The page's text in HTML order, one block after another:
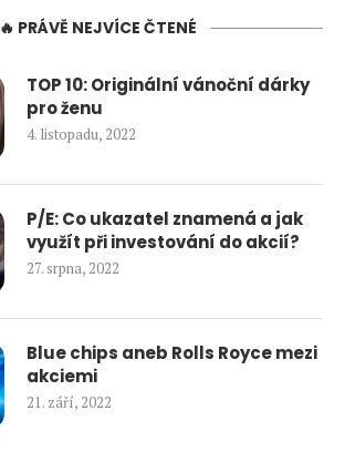
🔥 PRÁVĚ NEJVÍCE ČTENÉ
TOP 10: Originální vánoční dárky
pro ženu
4. listopadu, 2022
P/E: Co ukazatel znamená a jak
využít při investování do akcií?
27. srpna, 2022
Blue chips aneb Rolls Royce mezi
akciemi
21. září, 2022